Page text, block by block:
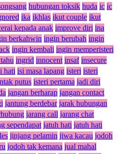
hubungan toksik huda ic ic
ika ikhlas ikut couple ikut
kepada anak improve diri ina
berkahwin ingin berubah ingin
ingin kembali ingin memperisteri
ingrid innocent insaf insecure
hati isi masa lapang isteri isteri
putus isteri pertama jadi diri
jangan berharap jangan contact
jantung berdebar jarak hubungan
jarang call jarang chat
sependapat jatuh hati jatuh hati
jinjang pelamin jiwa kacau jodoh
jodoh tak kemana jual mahal